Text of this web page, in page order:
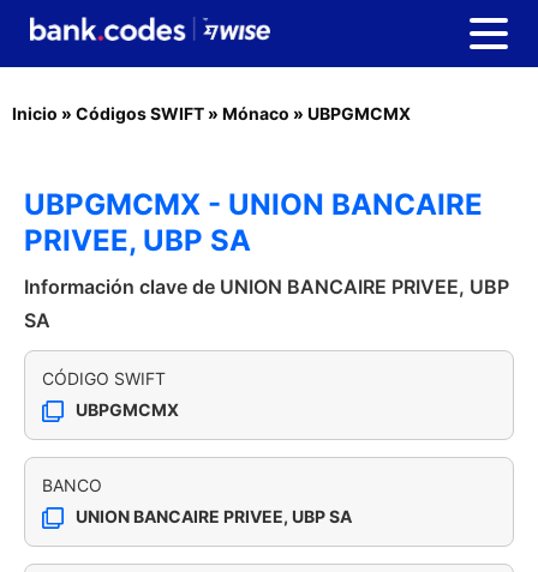
Inicio » Códigos SWIFT » Mónaco » UBPGMCMX
UBPGMCMX - UNION BANCAIRE
PRIVEE, UBP SA
Información clave de UNION BANCAIRE PRIVEE, UBP
SA
CÓDIGO SWIFT
UBPGMCMX
BANCO
UNION BANCAIRE PRIVEE, UBP SA